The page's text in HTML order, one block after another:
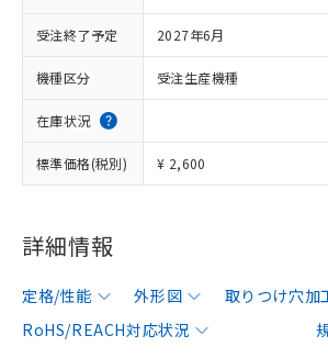
受注終了予定 2027年6月
機種区分 受注生産機種
在庫状況
標準価格(税別) ¥ 2,600
詳細情報
定格/性能 外形図 取りつけ穴加
RoHS/REACH対応状況